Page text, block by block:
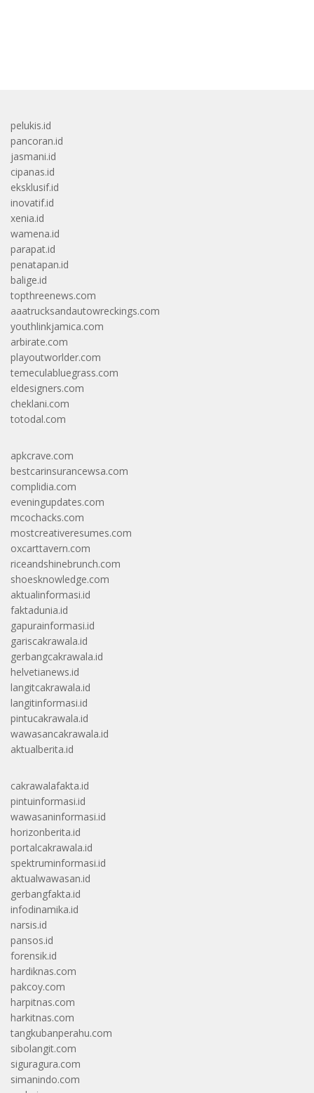
pelukis.id
pancoran.id
jasmani.id
cipanas.id
eksklusif.id
inovatif.id
xenia.id
wamena.id
parapat.id
penatapan.id
balige.id
topthreenews.com
aaatrucksandautowreckings.com
youthlinkjamica.com
arbirate.com
playoutworlder.com
temeculabluegrass.com
eldesigners.com
cheklani.com
totodal.com
apkcrave.com
bestcarinsurancewsa.com
complidia.com
eveningupdates.com
mcochacks.com
mostcreativeresumes.com
oxcarttavern.com
riceandshinebrunch.com
shoesknowledge.com
aktualinformasi.id
faktadunia.id
gapurainformasi.id
gariscakrawala.id
gerbangcakrawala.id
helvetianews.id
langitcakrawala.id
langitinformasi.id
pintucakrawala.id
wawasancakrawala.id
aktualberita.id
cakrawalafakta.id
pintuinformasi.id
wawasaninformasi.id
horizonberita.id
portalcakrawala.id
spektruminformasi.id
aktualwawasan.id
gerbangfakta.id
infodinamika.id
narsis.id
pansos.id
forensik.id
hardiknas.com
pakcoy.com
harpitnas.com
harkitnas.com
tangkubanperahu.com
sibolangit.com
siguragura.com
simanindo.com